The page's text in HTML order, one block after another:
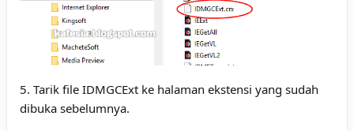
5. Tarik file IDMGCExt ke halaman ekstensi yang sudah
dibuka sebelumnya.